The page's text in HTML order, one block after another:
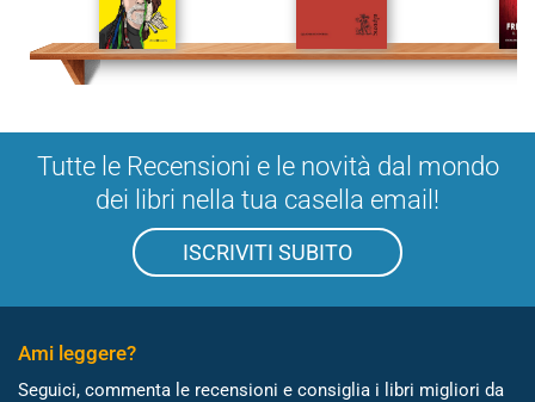
Tutte le Recensioni e le novità dal mondo
dei libri nella tua casella email!
ISCRIVITI SUBITO
Ami leggere?
Seguici, commenta le recensioni e consiglia i libri migliori da